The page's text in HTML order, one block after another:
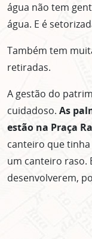
água não tem
água. E é
Também tem
retiradas.
A gestão do
cuidadoso. As
estão na Praça
canteiro que
um canteiro raso.
desenvolverem,